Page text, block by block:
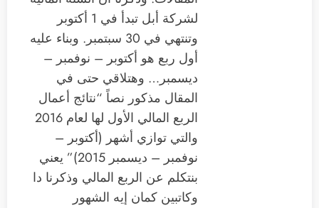
لشركة أبل تبدأ في 1 أكتوبر
وتنتهي في 30 سبتمبر. وبناء عليه
أول ربع هو أكتوبر – نوفمبر –
ديسمبر… وهتلاقي حتى في
المقال مذكور نصاً “نتائج أعمال
الربع المالي الأول لها لعام 2016
والتي توازي أشهر (أكتوبر –
نوفمبر – ديسمبر 2015)” يعني
بنتكلم عن الربع المالي وذكرنا دا
وكاتبين كمان إيه الشهور